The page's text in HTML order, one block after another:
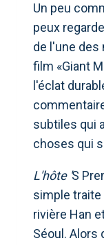
Un peu
peux
de l'une des
film «Giant
l'éclat
subtiles qui
choses qui
L'hôte ' S
simple traite
rivière Han
Séoul. Alors